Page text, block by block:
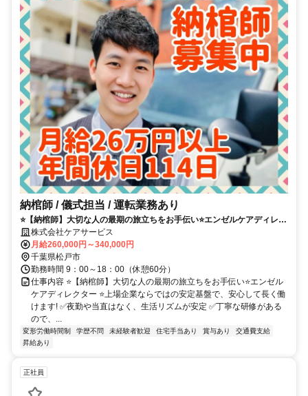
納棺師 / 儀式担当 / 運転業務あり
⭐【納棺師】大切な人の最期の旅立ちをお手伝い⭐エンゼルケアディレク
ター株式会社ケアサービス
月給260,000円～340,000円
千葉県松戸市
勤務時間 9：00～18：00（休憩60分）
仕事内容 ⭐【納棺師】大切な人の最期の旅立ちをお手伝い⭐エンゼル
ケアディレクター ⭐上場企業ならではの安定基盤で、安心して長く働
けます! ✅夜勤や当直はなく、生活リズムが安定 ✅丁寧な研修がある
ので、...
変形労働時間制 学歴不問 未経験者歓迎 住宅手当あり 賞与あり
交通費支給
昇給あり
正社員